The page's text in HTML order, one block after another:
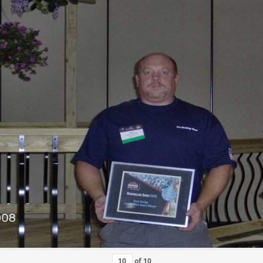
of 10